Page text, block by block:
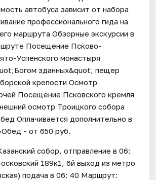
автобуса зависит от набора
профессионального гида на
маршрута Обзорные экскурсии в
Посещение Псково-
Успенского монастыря
зданных&quot; пещер
крепости Осмотр
Посещение Псковского кремля
осмотр Троицкого собора
Оплачивается дополнительно в
- от 650 руб.
собор, отправление в 06:
189к1, 6й выход из метро
подача в 06: 40 Маршрут: